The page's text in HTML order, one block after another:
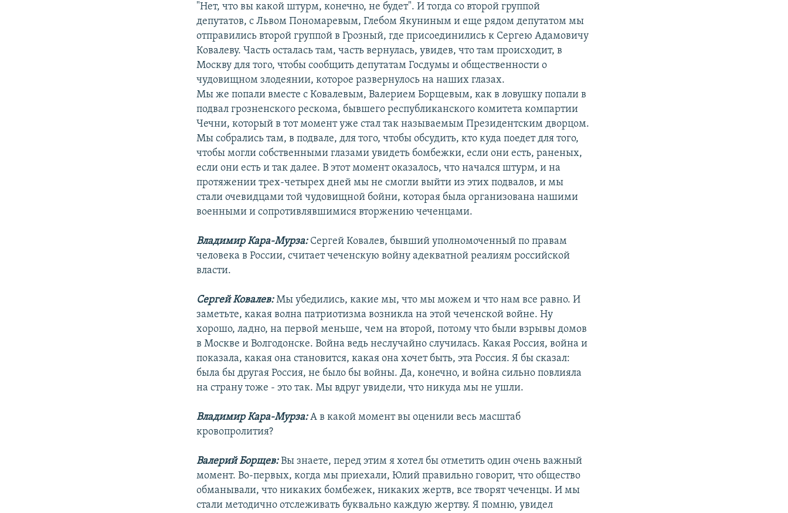
"Нет, что вы какой штурм, конечно, не будет". И тогда со второй группой
депутатов, с Львом Пономаревым, Глебом Якуниным и еще рядом депутатом мы
отправились второй группой в Грозный, где присоединились к Сергею Адамовичу
Ковалеву. Часть осталась там, часть вернулась, увидев, что там происходит, в
Москву для того, чтобы сообщить депутатам Госдумы и общественности о
чудовищном злодеянии, которое развернулось на наших глазах.
Мы же попали вместе с Ковалевым, Валерием Борщевым, как в ловушку попали в
подвал грозненского рескома, бывшего республиканского комитета компартии
Чечни, который в тот момент уже стал так называемым Президентским дворцом.
Мы собрались там, в подвале, для того, чтобы обсудить, кто куда поедет для того,
чтобы могли собственными глазами увидеть бомбежки, если они есть, раненых,
если они есть и так далее. В этот момент оказалось, что начался штурм, и на
протяжении трех-четырех дней мы не смогли выйти из этих подвалов, и мы
стали очевидцами той чудовищной бойни, которая была организована нашими
военными и сопротивлявшимися вторжению чеченцами.
Владимир Кара-Мурза:Сергей Ковалев, бывший уполномоченный по правам
человека в России, считает чеченскую войну адекватной реалиям российской
власти.
Сергей Ковалев:Мы убедились, какие мы, что мы можем и что нам все равно. И
заметьте, какая волна патриотизма возникла на этой чеченской войне. Ну
хорошо, ладно, на первой меньше, чем на второй, потому что были взрывы домов
в Москве и Волгодонске. Война ведь неслучайно случилась. Какая Россия, война и
показала, какая она становится, какая она хочет быть, эта Россия. Я бы сказал:
была бы другая Россия, не было бы войны. Да, конечно, и война сильно повлияла
на страну тоже - это так. Мы вдруг увидели, что никуда мы не ушли.
Владимир Кара-Мурза:А в какой момент вы оценили весь масштаб
кровопролития?
Валерий Борщев:Вы знаете, перед этим я хотел бы отметить один очень важный
момент. Во-первых, когда мы приехали, Юлий правильно говорит, что общество
обманывали, что никаких бомбежек, никаких жертв, все творят чеченцы. И мы
стали методично отслеживать буквально каждую жертву. Я помню, увидел